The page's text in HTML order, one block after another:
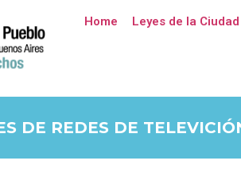
Home Leyes de la Ciudad
DE REDES DE